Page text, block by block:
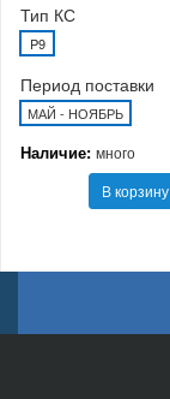
Тип КС
P9
Период поставки
МАЙ - НОЯБРЬ
Наличие: много
В корзину